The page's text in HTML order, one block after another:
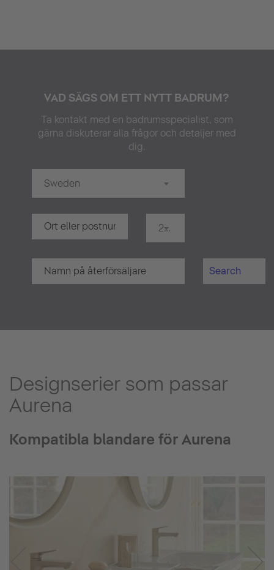
VAD SÄGS OM ETT NYTT BADRUM?
Ta kontakt med en badrumsspecialist, som
gärna diskuterar alla frågor och detaljer med
dig.
Sweden
20 km
Search
Designserier som passar
Aurena
Kompatibla blandare för Aurena